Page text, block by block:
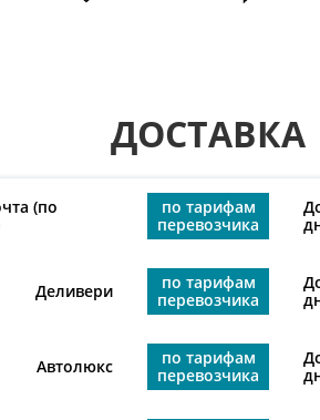
ДОСТАВКА
(по
по тарифам
перевозчика
Деливери
по тарифам
перевозчика
Автолюкс
по тарифам
перевозчика